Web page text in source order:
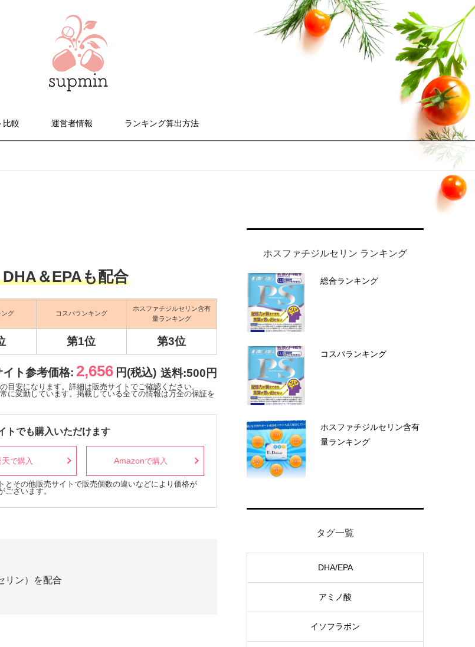
比較 運営者情報 ランキング算出方法
＆EPAも配合
グ コスパランキング
ホスファチジルセリン含有
量ランキング
第1位 第3位
イト参考価格: 2,656 円(税込) 送料:500円
目安になります。詳細は販売サイトでご確認ください。
に変動しています。掲載している全ての情報は万全の保証を
トでも購入いただけます
天で購入 Amazonで購入
とその他販売サイトで販売個数の違いなどにより価格が
ございます。
リン）を配合
ホスファチジルセリン ランキング
総合ランキング
コスパランキング
ホスファチジルセリン含有
量ランキング
タグ一覧
DHA/EPA
アミノ酸
イソフラボン